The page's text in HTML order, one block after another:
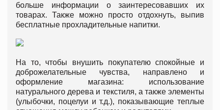
больше информации о заинтересовавших их
товарах. Также можно просто отдохнуть, выпив
бесплатные прохладительные напитки.
На то, чтобы внушить покупателю спокойные и
доброжелательные чувства, направлено и
оформление магазина: использование
натурального дерева и текстиля, а также элементы
(улыбочки, поцелуи и т.д.), показывающие теплые